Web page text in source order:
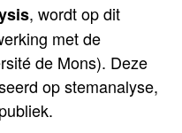
, wordt op dit
met de
de Mons). Deze
op stemanalyse,